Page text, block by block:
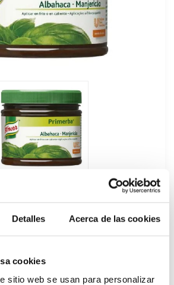
Detalles Acerca de las cookies
cookies
sitio web se usan para personalizar